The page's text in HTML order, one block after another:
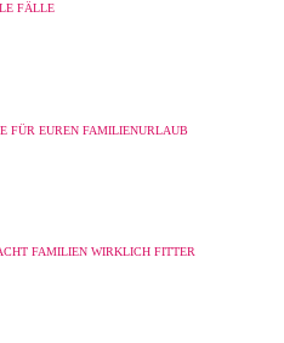
FÄLLE
FÜR EUREN FAMILIENURLAUB
FAMILIEN WIRKLICH FITTER